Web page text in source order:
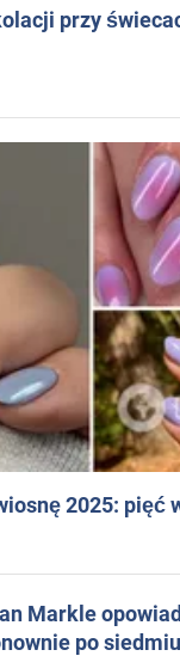
przy
2025: pięć
Markle
po